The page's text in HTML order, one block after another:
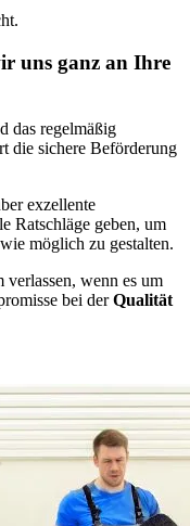
uns ganz an Ihre
das regelmäßig
die sichere Beförderung
exzellente
Ratschläge geben, um
möglich zu gestalten.
wenn es um
bei derQualität